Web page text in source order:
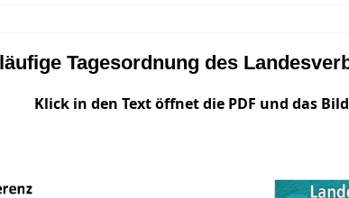
Tagesordnung des
Klick in den Text öffnet die PDF und das